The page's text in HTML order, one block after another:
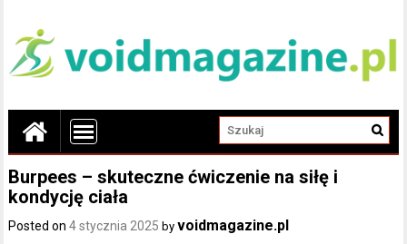
Burpees – skuteczne ćwiczenie na siłę i
kondycję ciała
Posted on4 stycznia 2025 byvoidmagazine.pl